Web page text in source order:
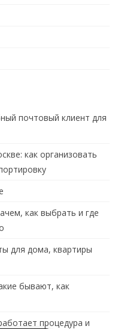
почтовый клиент для
как организовать
как выбрать и где
для дома, квартиры
бывают, как
процедура и